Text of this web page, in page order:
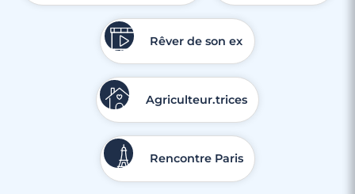
Rencontre à Meudon
Rêver de son ex
Agriculteur.trices
Rencontre Paris